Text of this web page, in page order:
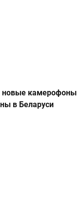
новые камерофоны
в Беларуси